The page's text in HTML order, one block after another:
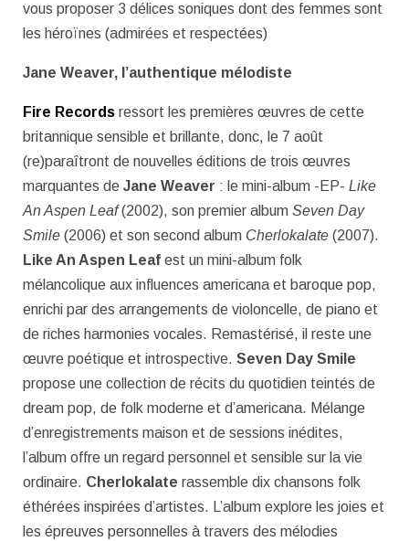
vous proposer 3 délices soniques dont des femmes sont
les héroïnes (admirées et respectées)
Jane Weaver, l’authentique mélodiste
Fire Records ressort les premières œuvres de cette
britannique sensible et brillante, donc, le 7 août
(re)paraîtront de nouvelles éditions de trois œuvres
marquantes de Jane Weaver : le mini-album -EP- Like
An Aspen Leaf(2002), son premier album Seven Day
Smile (2006) et son second album Cherlokalate (2007).
Like An Aspen Leaf est un mini-album folk
mélancolique aux influences americana et baroque pop,
enrichi par des arrangements de violoncelle, de piano et
de riches harmonies vocales. Remastérisé, il reste une
œuvre poétique et introspective. Seven Day Smile
propose une collection de récits du quotidien teintés de
dream pop, de folk moderne et d’americana. Mélange
d’enregistrements maison et de sessions inédites,
l’album offre un regard personnel et sensible sur la vie
ordinaire. Cherlokalate rassemble dix chansons folk
éthérées inspirées d’artistes. L’album explore les joies et
les épreuves personnelles à travers des mélodies